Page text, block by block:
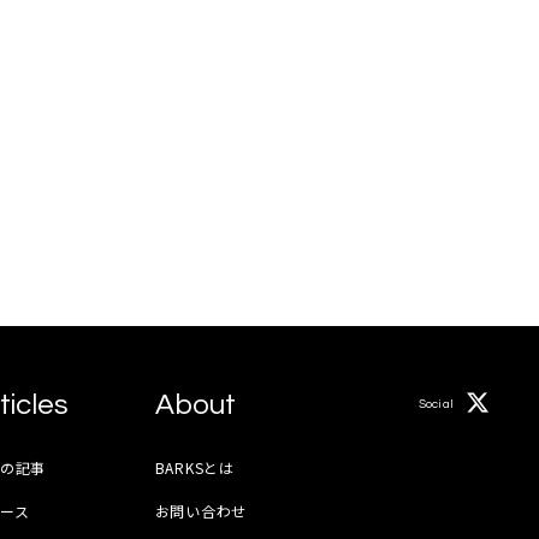
記事
ス
About
BARKSとは
お問い合わせ
Social